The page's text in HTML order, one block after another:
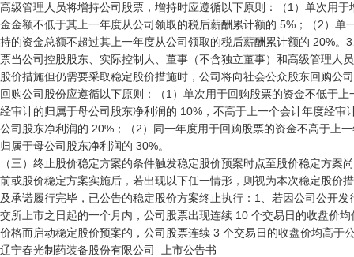
高级管理人员将增持公司股票，增持时应遵循以下原则：（1）单次用于
金金额不低于其上一年度从公司领取的税后薪酬累计额的 5%；（2）单
持的资金总额不超过其上一年度从公司领取的税后薪酬累计额的 20%。
票当公司控股股东、实际控制人、董事（不含独立董事）和高级管理人
股价措施但仍需要采取稳定股价措施时，公司将向社会公众股东回购公
回购公司股份应遵循以下原则：（1）单次用于回购股票的资金不低于上
经审计的归属于母公司股东净利润的 10%，不高于上一个会计年度经审
公司股东净利润的 20%；（2）同一年度用于回购股票的资金不高于上
归属于母公司股东净利润的 30%。
（三）终止股价稳定方案的条件触发稳定股价预案时点至股价稳定方案
前或股价稳定方案实施后，若出现以下任一情形，则视为本次稳定股价
及承诺履行完毕，已公告的稳定股价方案终止执行：1、若因公司公开发
交所上市之日起的一个月内，公司股票出现连续 10 个交易日的收盘价
价格而启动稳定股价预案的，公司股票连续 3 个交易日的收盘价均高于
辽宁春光制药装备股份有限公司  上市公告书